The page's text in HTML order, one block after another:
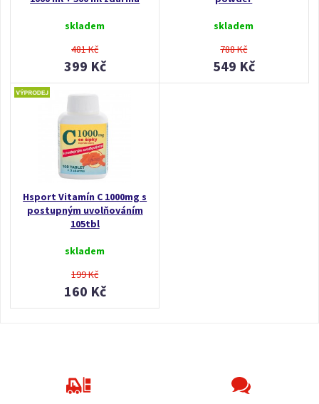
skladem
481 Kč
399 Kč
skladem
788 Kč
549 Kč
Hsport Vitamín C 1000mg s
postupným uvolňováním
105tbl
skladem
199 Kč
160 Kč